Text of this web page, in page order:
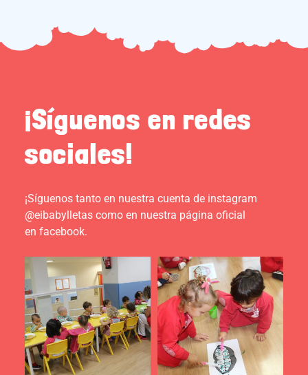
¡Síguenos en redes
sociales!
¡Síguenos tanto en nuestra cuenta de instagram
@eibabylletas como en nuestra página oficial
en facebook.